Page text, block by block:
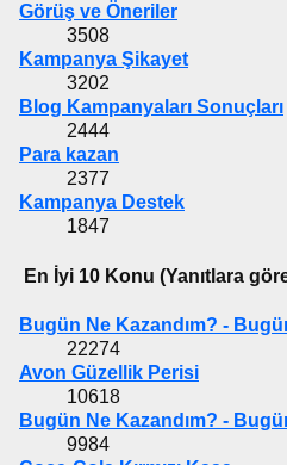
Görüş ve Öneriler
3508
Kampanya Şikayet
3202
Blog Kampanyaları Sonuçları
2444
Para kazan
2377
Kampanya Destek
1847
En İyi 10 Konu (Yanıtlara
Bugün Ne Kazandım? -
22274
Avon Güzellik Perisi
10618
Bugün Ne Kazandım? -
9984